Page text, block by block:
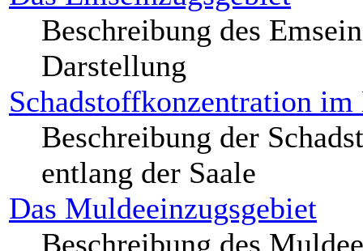
Beschreibung des
Darstellung
Schadstoffkonzentration im
Beschreibung der
entlang der Saale
Das Muldeeinzugsgebiet
Beschreibung des